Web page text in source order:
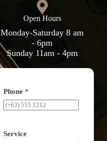
Open Hours
Monday-Saturday 8 am
- 6pm
Sunday 11am - 4pm
Phone *
Service